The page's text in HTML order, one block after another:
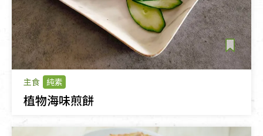
主食 純素
植物海味煎餅